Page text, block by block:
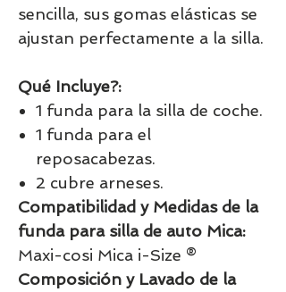
sencilla, sus gomas elásticas se
ajustan perfectamente a la silla.
Qué Incluye?:
1 funda para la silla de coche.
1 funda para el
reposacabezas.
2 cubre arneses.
Compatibilidad y Medidas de la
funda para silla de auto Mica:
Maxi-cosi Mica i-Size ®
Composición y Lavado de la